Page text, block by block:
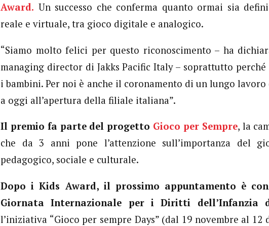
Award. Un successo che conferma quanto ormai sia
reale e virtuale, tra gioco digitale e analogico.
“Siamo molto felici per questo riconoscimento – ha
managing director di Jakks Pacific Italy – soprattutto perché
i bambini. Per noi è anche il coronamento di un lungo
a oggi all’apertura della filiale italiana”.
Il premio fa parte del progetto Gioco per Sempre, la
che da 3 anni pone l’attenzione sull’importanza del
pedagogico, sociale e culturale.
Dopo i Kids Award, il prossimo appuntamento è
Giornata Internazionale per i Diritti dell’Infanzia
l’iniziativa “Gioco per sempre Days” (dal 19 novembre al 12